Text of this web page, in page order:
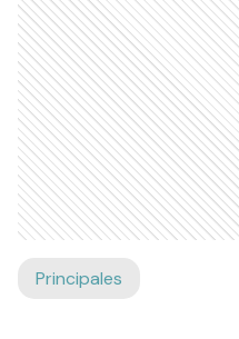
Principales